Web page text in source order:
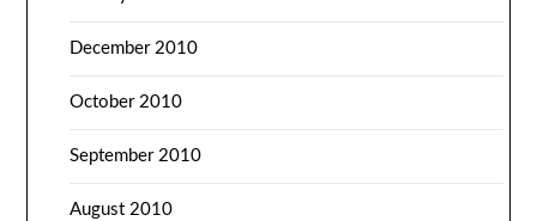
December 2010
October 2010
September 2010
August 2010